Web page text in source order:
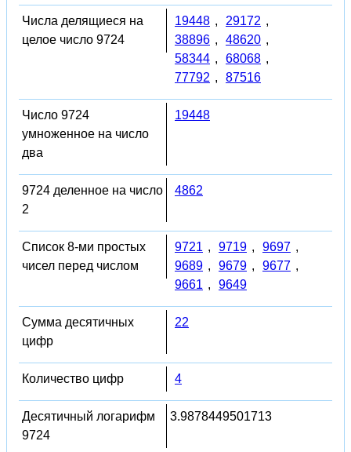
Числа делящиеся на
целое число 9724
19448 , 29172 ,
38896 , 48620 ,
58344 , 68068 ,
77792 , 87516
Число 9724
умноженное на число
два
19448
9724 деленное на число
2
4862
Список 8-ми простых
чисел перед числом
9721 , 9719 , 9697 ,
9689 , 9679 , 9677 ,
9661 , 9649
Сумма десятичных
цифр
22
Количество цифр 4
Десятичный логарифм
9724
3.9878449501713